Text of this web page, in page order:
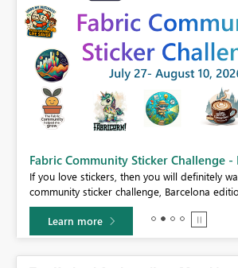
Fabric Community Sticker Challenge -
If you love stickers, then you will definitely
community sticker challenge, Barcelona
Learn more